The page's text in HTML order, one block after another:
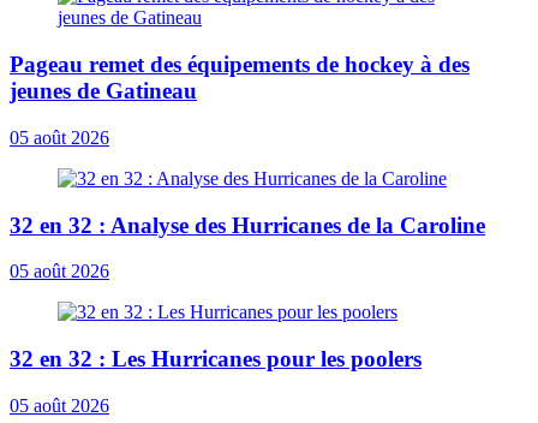
Pageau remet des équipements de hockey à des
jeunes de Gatineau
05 août 2026
32 en 32 : Analyse des Hurricanes de la Caroline
05 août 2026
32 en 32 : Les Hurricanes pour les poolers
05 août 2026